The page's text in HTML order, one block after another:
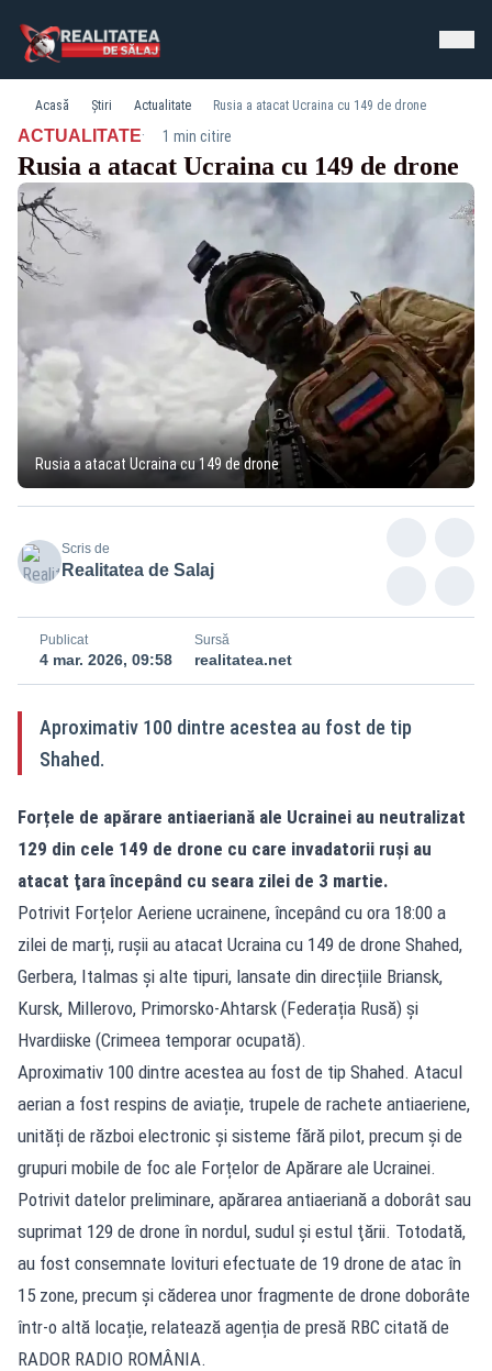
Acasă Știri Actualitate Rusia a atacat Ucraina cu 149 de drone
ACTUALITATE· 1 min citire
Rusia a atacat Ucraina cu 149 de drone
Rusia a atacat Ucraina cu 149 de drone
Scris de
Realitatea de Salaj
Publicat
4 mar. 2026, 09:58
Sursă
realitatea.net
Aproximativ 100 dintre acestea au fost de tip
Shahed.
Forțele de apărare antiaeriană ale Ucrainei au neutralizat
129 din cele 149 de drone cu care invadatorii ruși au
atacat ţara începând cu seara zilei de 3 martie.
Potrivit Forțelor Aeriene ucrainene, începând cu ora 18:00 a
zilei de marți, rușii au atacat Ucraina cu 149 de drone Shahed,
Gerbera, Italmas și alte tipuri, lansate din direcțiile Briansk,
Kursk, Millerovo, Primorsko-Ahtarsk (Federația Rusă) și
Hvardiiske (Crimeea temporar ocupată).
Aproximativ 100 dintre acestea au fost de tip Shahed. Atacul
aerian a fost respins de aviație, trupele de rachete antiaeriene,
unități de război electronic și sisteme fără pilot, precum și de
grupuri mobile de foc ale Forțelor de Apărare ale Ucrainei.
Potrivit datelor preliminare, apărarea antiaeriană a doborât sau
suprimat 129 de drone în nordul, sudul și estul ţării. Totodată,
au fost consemnate lovituri efectuate de 19 drone de atac în
15 zone, precum și căderea unor fragmente de drone doborâte
într-o altă locație, relatează agenția de presă RBC citată de
RADOR RADIO ROMÂNIA.